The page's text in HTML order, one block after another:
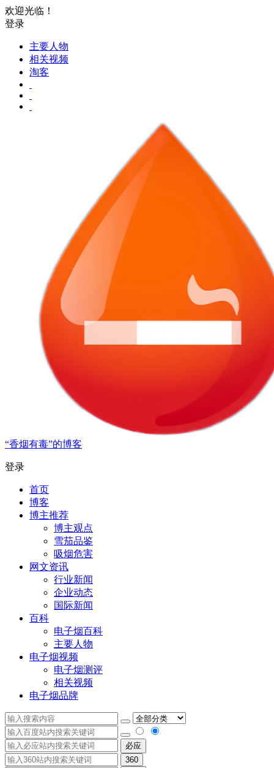
欢迎光临！
登录
主要人物
相关视频
淘客
“香烟有毒”的博客
登录
首页
博客
博主推荐
博主观点
雪茄品鉴
吸烟危害
网文资讯
行业新闻
企业动态
国际新闻
百科
电子烟百科
主要人物
电子烟视频
电子烟测评
相关视频
电子烟品牌
必应
360